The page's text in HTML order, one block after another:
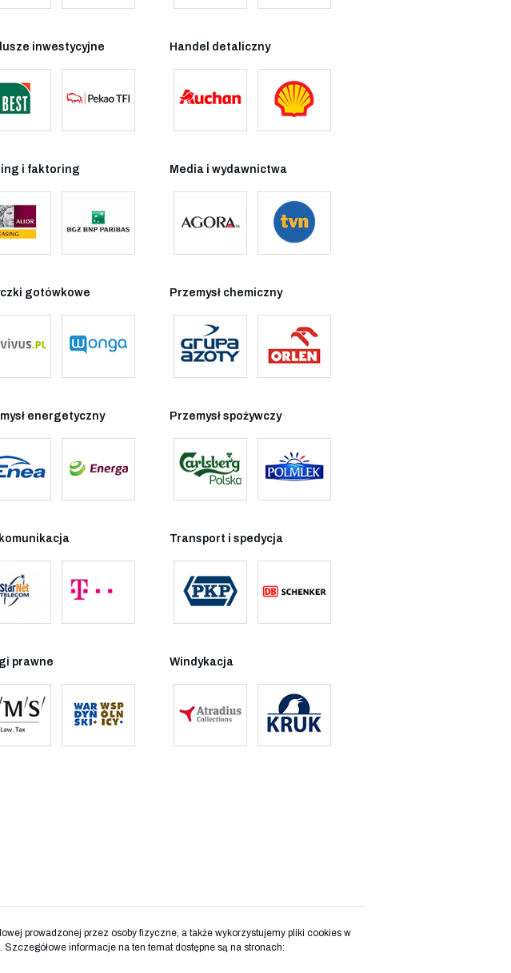
inwestycyjne Handel detaliczny
i faktoring Media i wydawnictwa
gotówkowe Przemysł chemiczny
energetyczny Przemysł spożywczy
Transport i spedycja
prawne Windykacja
prowadzonej przez osoby fizyczne, a także wykorzystujemy pliki cookies w
informacje na ten temat dostępne są na stronach: